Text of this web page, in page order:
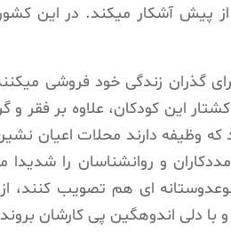
پیش آشکار میکند. در این
– ۸ ساله برای گذران زندگی خود
این کودکان، علاوه بر فقر و
وظیفه دارند محلات اعیان
و روانشناسان را
ای هم تصویب کنند،
با دلی اندوهگین پی کارشان